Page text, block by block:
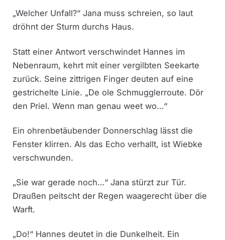
„Welcher Unfall?“ Jana muss schreien, so laut
dröhnt der Sturm durchs Haus.
Statt einer Antwort verschwindet Hannes im
Nebenraum, kehrt mit einer vergilbten Seekarte
zurück. Seine zittrigen Finger deuten auf eine
gestrichelte Linie. „De ole Schmugglerroute. Dör
den Priel. Wenn man genau weet wo…“
Ein ohrenbetäubender Donnerschlag lässt die
Fenster klirren. Als das Echo verhallt, ist Wiebke
verschwunden.
„Sie war gerade noch…“ Jana stürzt zur Tür.
Draußen peitscht der Regen waagerecht über die
Warft.
„Do!“ Hannes deutet in die Dunkelheit. Ein